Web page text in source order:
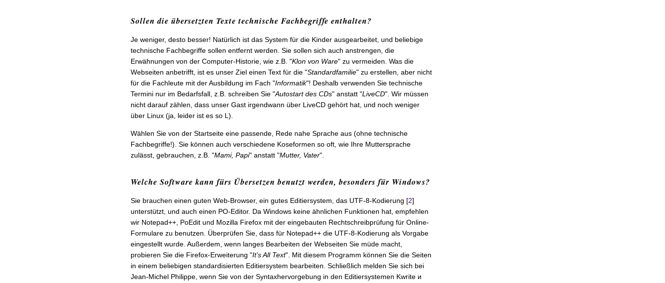
Sollen die übersetzten Texte technische Fachbegriffe enthalten?
Je weniger, desto besser! Natürlich ist das System für die Kinder ausgearbeitet, und beliebige
technische Fachbegriffe sollen entfernt werden. Sie sollen sich auch anstrengen, die
Erwähnungen von der Computer-Historie, wie z.B. "Klon von Ware" zu vermeiden. Was die
Webseiten anbetrifft, ist es unser Ziel einen Text für die "Standardfamilie" zu erstellen, aber nicht
für die Fachleute mit der Ausbildung im Fach "Informatik"! Deshalb verwenden Sie technische
Termini nur im Bedarfsfall, z.B. schreiben Sie "Autostart des CDs" anstatt "LiveCD". Wir müssen
nicht darauf zählen, dass unser Gast irgendwann über LiveCD gehört hat, und noch weniger
über Linux (ja, leider ist es so L).
Wählen Sie von der Startseite eine passende, Rede nahe Sprache aus (ohne technische
Fachbegriffe!). Sie können auch verschiedene Koseformen so oft, wie Ihre Muttersprache
zulässt, gebrauchen, z.B. "Mami, Papi" anstatt "Mutter, Vater".
Welche Software kann fürs Übersetzen benutzt werden, besonders für Windows?
Sie brauchen einen guten Web-Browser, ein gutes Editiersystem, das UTF-8-Kodierung [2]
unterstützt, und auch einen PO-Editor. Da Windows keine ähnlichen Funktionen hat, empfehlen
wir Notepad++, PoEdit und Mozilla Firefox mit der eingebauten Rechtschreibprüfung für Online-
Formulare zu benutzen. Überprüfen Sie, dass für Notepad++ die UTF-8-Kodierung als Vorgabe
eingestellt wurde. Außerdem, wenn langes Bearbeiten der Webseiten Sie müde macht,
probieren Sie die Firefox-Erweiterung "It’s All Text". Mit diesem Programm können Sie die Seiten
in einem beliebigen standardisierten Editiersystem bearbeiten. Schließlich melden Sie sich bei
Jean-Michel Philippe, wenn Sie von der Syntaxhervorgebung in den Editiersystemen Kwrite и